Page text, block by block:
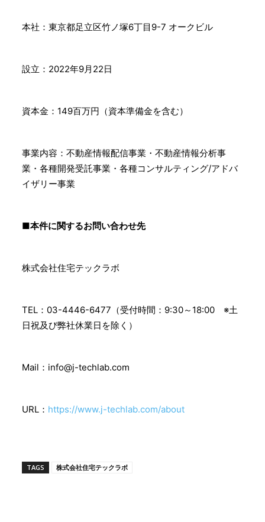
本社：東京都足立区竹ノ塚6丁目9-7 オークビル
設⽴：2022年9月22日
資本⾦：149百万円（資本準備金を含む）
事業内容：不動産情報配信事業・不動産情報分析事
業・各種開発受託事業・各種コンサルティング/アドバ
イザリー事業​
■本件に関するお問い合わせ先
株式会社住宅テックラボ
TEL：03-4446-6477（受付時間：9:30～18:00 ※土
日祝及び弊社休業日を除く）
Mail：info@j-techlab.com
URL： https://www.j-techlab.com/about
TAGS 株式会社住宅テックラボ